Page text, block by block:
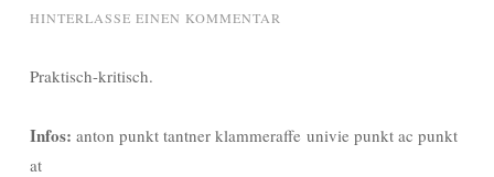
HINTERLASSE EINEN KOMMENTAR
Praktisch-kritisch.
Infos: anton punkt tantner klammeraffe univie punkt ac punkt
at